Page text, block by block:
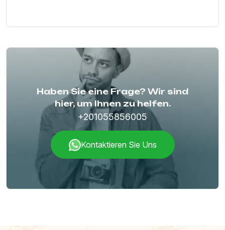
Haben Sie eine Frage? Wir sind
hier, um Ihnen zu helfen.
+201055856005
Kontaktieren Sie Uns